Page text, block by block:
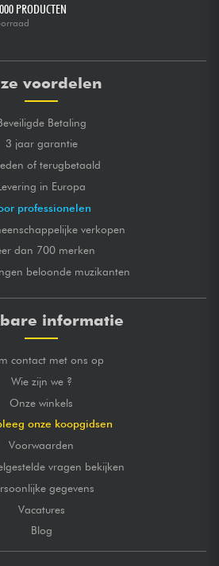
PRODUCTEN
voordelen
Betaling
3 jaar garantie
of terugbetaald
in Europa
professionelen
verkopen
dan 700 merken
beloonde muzikanten
informatie
contact met ons op
Wie zijn we ?
Onze winkels
onze koopgidsen
Voorwaarden
vragen bekijken
gegevens
Vacatures
Blog